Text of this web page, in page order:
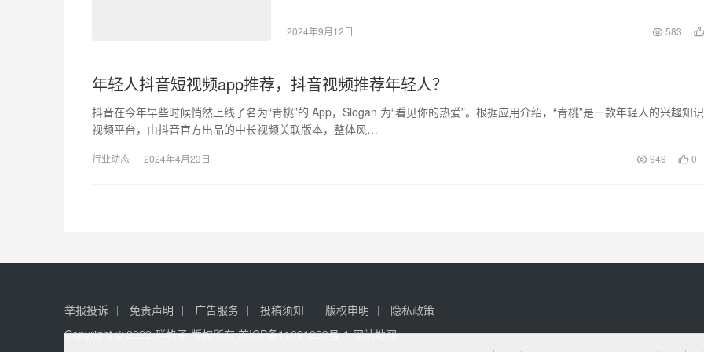
2024年9月12日 583
年轻人抖音短视频app推荐，抖音视频推荐年轻人？
抖音在今年早些时候悄然上线了名为“青桃”的 App，Slogan 为“看见你的热爱”。根据应用介绍，“青桃”是一款年轻人的兴趣知识
视频平台，由抖音官方出品的中长视频关联版本，整体风…
行业动态 2024年4月23日 949 0
举报投诉 免责声明 广告服务 投稿须知 版权申明
隐私政策
Copyright © 2022 群格子 版权所有苏ICP备11091223号-1 网站地图